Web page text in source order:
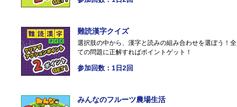
難読漢字クイズ
選択肢の中から、漢字と読みの組み合わせを選ぼう！全
ての問題に正解すればポイントゲット！
参加回数：1日2回
みんなのフルーツ農場生活